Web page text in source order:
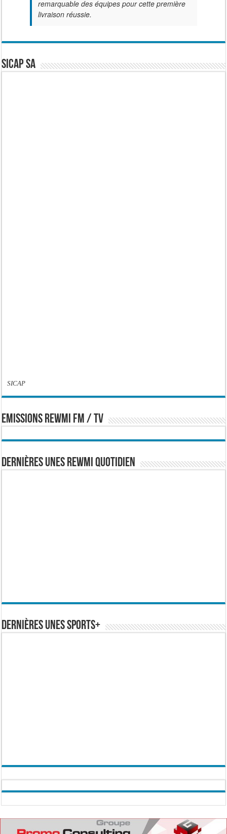
remarquable des équipes pour cette première
livraison réussie.
SICAP SA
SICAP
EMISSIONS REWMI FM / TV
Dernières Unes Rewmi Quotidien
Dernières Unes Sports+